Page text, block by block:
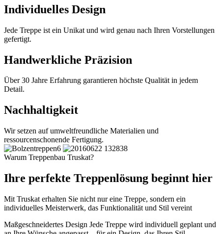
Individuelles Design
Jede Treppe ist ein Unikat und wird genau nach Ihren Vorstellungen
gefertigt.
Handwerkliche Präzision
Über 30 Jahre Erfahrung garantieren höchste Qualität in jedem
Detail.
Nachhaltigkeit
Wir setzen auf umweltfreundliche Materialien und
ressourcenschonende Fertigung.
Warum Treppenbau Truskat?
Ihre perfekte Treppenlösung beginnt hier
Mit Truskat erhalten Sie nicht nur eine Treppe, sondern ein
individuelles Meisterwerk, das Funktionalität und Stil vereint
Maßgeschneidertes Design Jede Treppe wird individuell geplant und